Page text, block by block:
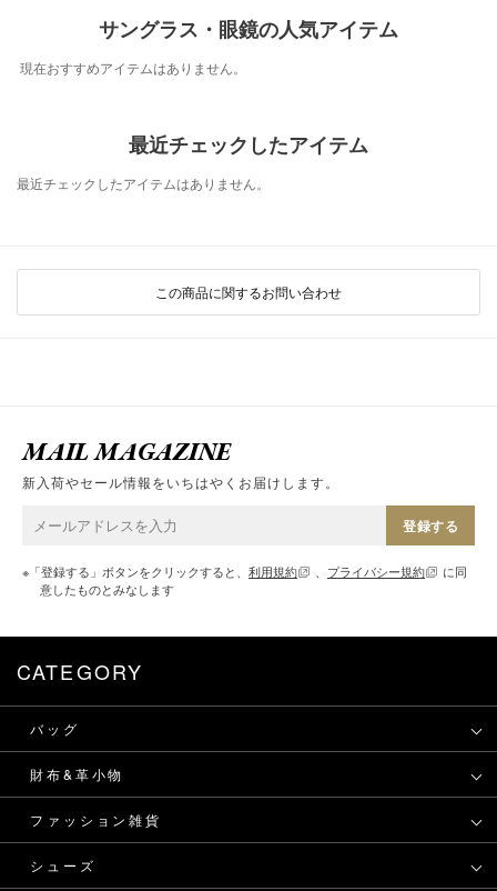
サングラス・眼鏡の人気アイテム
現在おすすめアイテムはありません。
最近チェックしたアイテム
最近チェックしたアイテムはありません。
この商品に関するお問い合わせ
MAIL MAGAZINE
新入荷やセール情報をいちはやくお届けします。
登録する
※「登録する」ボタンをクリックすると、 利用規約 、 プライバシー規約
に同
意したものとみなします
CATEGORY
バッグ
財布&革小物
ファッション雑貨
シューズ